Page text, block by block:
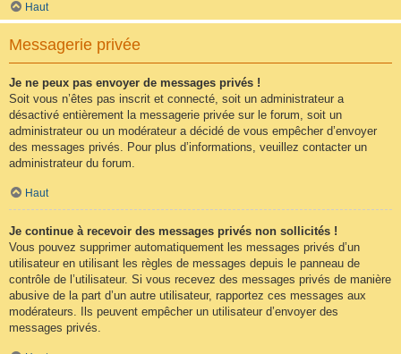
Haut
Messagerie privée
Je ne peux pas envoyer de messages privés !
Soit vous n’êtes pas inscrit et connecté, soit un administrateur a
désactivé entièrement la messagerie privée sur le forum, soit un
administrateur ou un modérateur a décidé de vous empêcher d’envoyer
des messages privés. Pour plus d’informations, veuillez contacter un
administrateur du forum.
Haut
Je continue à recevoir des messages privés non sollicités !
Vous pouvez supprimer automatiquement les messages privés d’un
utilisateur en utilisant les règles de messages depuis le panneau de
contrôle de l’utilisateur. Si vous recevez des messages privés de manière
abusive de la part d’un autre utilisateur, rapportez ces messages aux
modérateurs. Ils peuvent empêcher un utilisateur d’envoyer des
messages privés.